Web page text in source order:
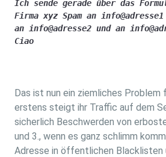
Ich sende gerade über das
Firma xyz Spam an info@adresse1
an info@adresse2 und an
Ciao
Das ist nun ein ziemliches Problem
erstens steigt ihr Traffic auf dem
sicherlich Beschwerden von
und 3., wenn es ganz schlimm
Adresse in öffentlichen Blacklisten